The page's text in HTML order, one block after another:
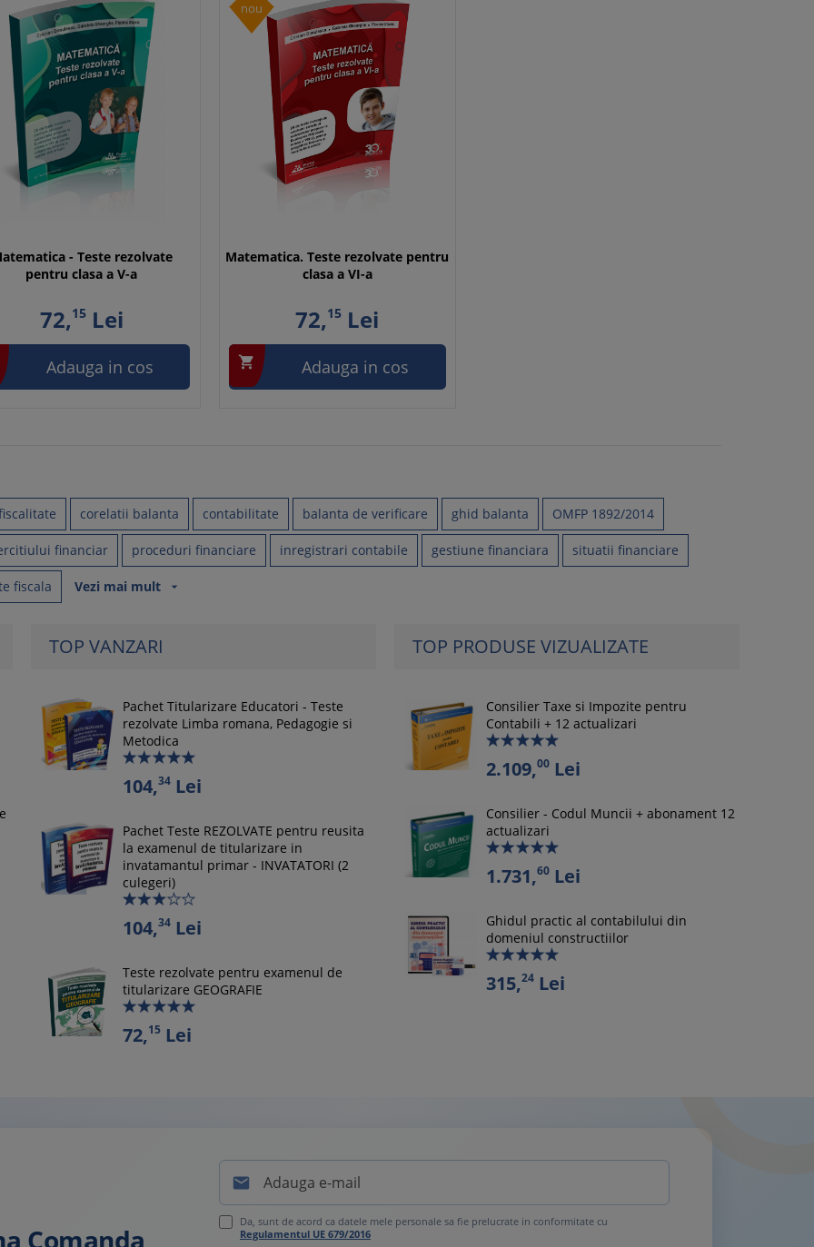
- Teste rezolvate
pentru clasa a V-a
72,15Lei
Adauga in cos
nou
Matematica. Teste rezolvate pentru
clasa a VI-a
72,15 Lei
 Adauga in cos
corelatii balanta contabilitate balanta de verificare ghid balanta OMFP 1892/2014
financiar proceduri financiare inregistrari contabile gestiune financiara situatii financiare
fiscala Vezi mai mult arrow_drop_down
TOP VANZARI
Pachet Titularizare Educatori - Teste
rezolvate Limba romana, Pedagogie si
Metodica
104,34Lei
Pachet Teste REZOLVATE pentru reusita
la examenul de titularizare in
invatamantul primar - INVATATORI (2
culegeri)
104,34Lei
Teste rezolvate pentru examenul de
titularizare GEOGRAFIE
72,15Lei
TOP PRODUSE VIZUALIZATE
Consilier Taxe si Impozite pentru
Contabili + 12 actualizari
2.109,00Lei
Consilier - Codul Muncii + abonament 12
actualizari
1.731,60Lei
Ghidul practic al contabilului din
domeniul constructiilor
315,24Lei
Comanda

Da, sunt de acord ca datele mele personale sa fie prelucrate in conformitate cu
Regulamentul UE 679/2016